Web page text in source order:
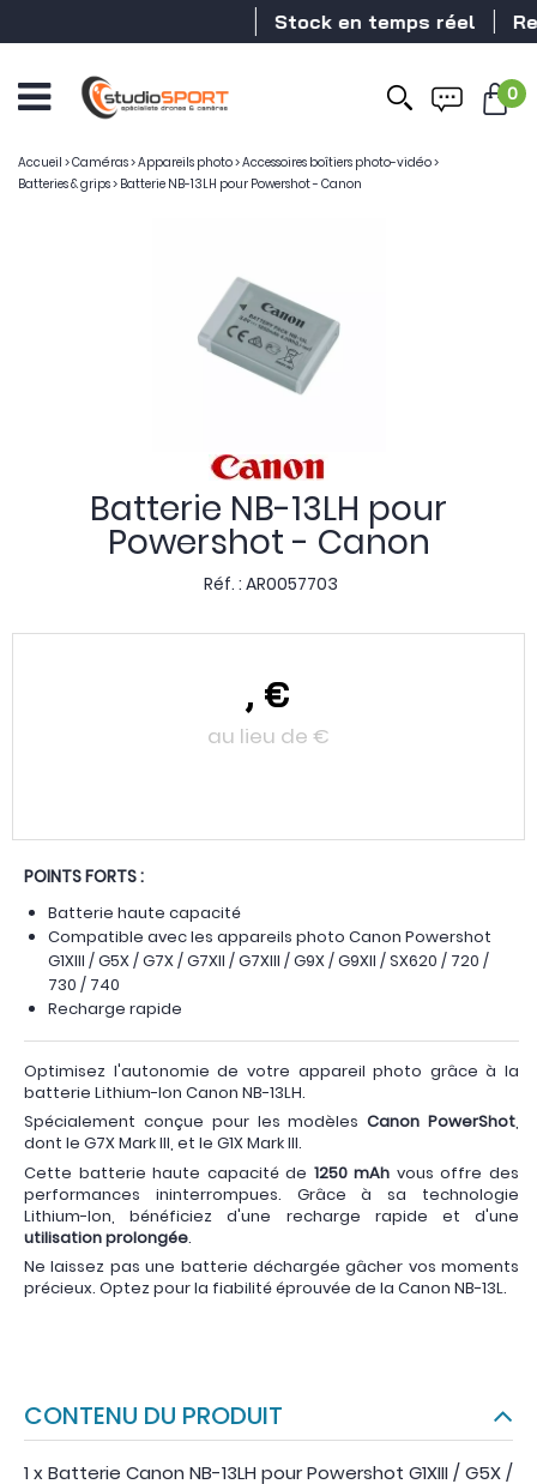
Stock en temps réel
0
Accueil >Caméras>Appareils photo>Accessoires boîtiers photo-vidéo>
Batteries & grips> Batterie NB-13LH pour Powershot - Canon
Batterie NB-13LH pour
Powershot - Canon
Réf. : AR0057703
, €
au lieu de €
POINTS FORTS :
Batterie haute capacité
Compatible avec les appareils photo Canon Powershot
G1XIII / G5X / G7X / G7XII / G7XIII / G9X / G9XII / SX620 / 720 /
730 / 740
Recharge rapide
Optimisez l'autonomie de votre appareil photo grâce à la
batterie Lithium-Ion Canon NB-13LH.
Spécialement conçue pour les modèlesCanon PowerShot,
dont le G7X Mark III, et le G1X Mark III.
Cette batterie haute capacité de 1250 mAh vous offre des
performances ininterrompues. Grâce à sa technologie
Lithium-Ion, bénéficiez d'une recharge rapide et d'une
utilisation prolongée.
Ne laissez pas une batterie déchargée gâcher vos moments
précieux. Optez pour la fiabilité éprouvée de la Canon NB-13L.
CONTENU DU PRODUIT
1 x Batterie Canon NB-13LH pour Powershot G1XIII / G5X /